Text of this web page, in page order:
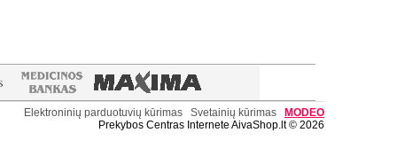
Elektroninių parduotuvių kūrimas Svetainių kūrimas MODEO
Prekybos Centras Internete AivaShop.lt © 2026